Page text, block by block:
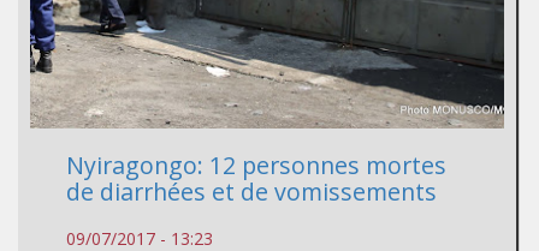
Nyiragongo: 12 personnes mortes
de diarrhées et de vomissements
09/07/2017 - 13:23